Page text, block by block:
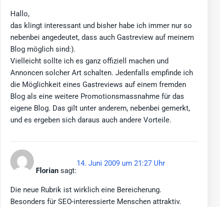
Hallo,
das klingt interessant und bisher habe ich immer nur so
nebenbei angedeutet, dass auch Gastreview auf meinem
Blog möglich sind:).
Vielleicht sollte ich es ganz offiziell machen und
Annoncen solcher Art schalten. Jedenfalls empfinde ich
die Möglichkeit eines Gastreviews auf einem fremden
Blog als eine weitere Promotionsmassnahme für das
eigene Blog. Das gilt unter anderem, nebenbei gemerkt,
und es ergeben sich daraus auch andere Vorteile.
Florian sagt:
14. Juni 2009 um 21:27 Uhr
Die neue Rubrik ist wirklich eine Bereicherung.
Besonders für SEO-interessierte Menschen attraktiv.